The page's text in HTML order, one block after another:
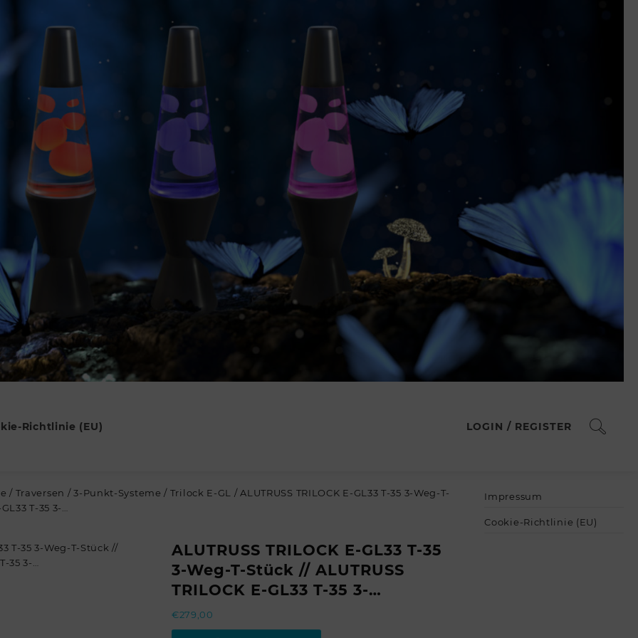
Richtlinie (EU) LOGIN / REGISTER
/ Traversen /3-Punkt-Systeme / Trilock E-GL
/ ALUTRUSS TRILOCK E-GL33 T-35 3-Weg-T-
T-35 3-…
ALUTRUSS TRILOCK E-GL33 T-35
3-Weg-T-Stück // ALUTRUSS
TRILOCK E-GL33 T-35 3-…
€279,00
Impressum
Cookie-Richtlinie (EU)